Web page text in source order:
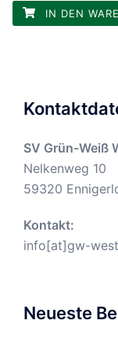
IN DEN
SV Grün-Weiß
Nelkenweg 10
59320
Kontakt:
info[at]gw-
Neueste